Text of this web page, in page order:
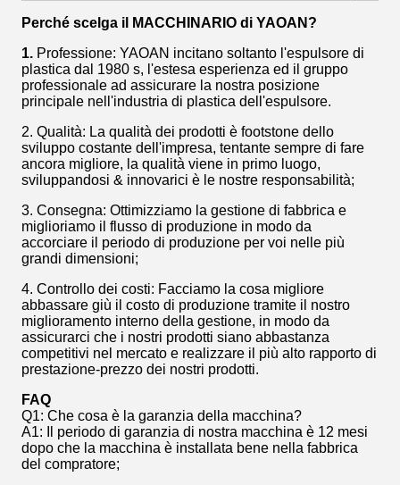
Perché scelga il MACCHINARIO di YAOAN?
1. Professione: YAOAN incitano soltanto l'espulsore di
plastica dal 1980 s, l'estesa esperienza ed il gruppo
professionale ad assicurare la nostra posizione
principale nell'industria di plastica dell'espulsore.
2. Qualità: La qualità dei prodotti è footstone dello
sviluppo costante dell'impresa, tentante sempre di fare
ancora migliore, la qualità viene in primo luogo,
sviluppandosi & innovarici è le nostre responsabilità;
3. Consegna: Ottimizziamo la gestione di fabbrica e
miglioriamo il flusso di produzione in modo da
accorciare il periodo di produzione per voi nelle più
grandi dimensioni;
4. Controllo dei costi: Facciamo la cosa migliore
abbassare giù il costo di produzione tramite il nostro
miglioramento interno della gestione, in modo da
assicurarci che i nostri prodotti siano abbastanza
competitivi nel mercato e realizzare il più alto rapporto di
prestazione-prezzo dei nostri prodotti.
FAQ
Q1: Che cosa è la garanzia della macchina?
A1: Il periodo di garanzia di nostra macchina è 12 mesi
dopo che la macchina è installata bene nella fabbrica
del compratore;